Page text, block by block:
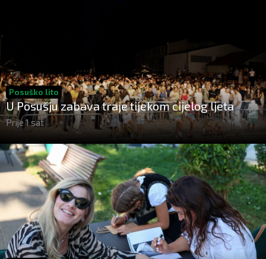
Posuško lito
U Posušju zabava traje tijekom cijelog ljeta
Prije 1 sat